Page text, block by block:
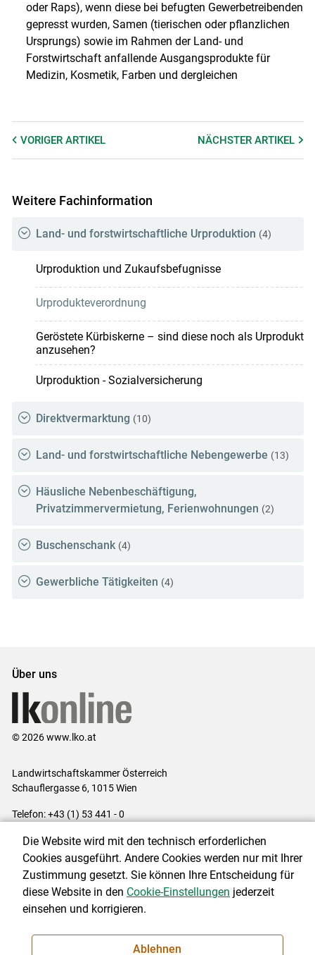
oder Raps), wenn diese bei befugten Gewerbetreibenden
gepresst wurden, Samen (tierischen oder pflanzlichen
Ursprungs) sowie im Rahmen der Land- und
Forstwirtschaft anfallende Ausgangsprodukte für
Medizin, Kosmetik, Farben und dergleichen
VORIGER ARTIKEL NÄCHSTERARTIKEL
Weitere Fachinformation
Land- und forstwirtschaftliche Urproduktion (4)
Urproduktion und Zukaufsbefugnisse
Urprodukteverordnung
Geröstete Kürbiskerne – sind diese noch als Urprodukt
anzusehen?
Urproduktion - Sozialversicherung
Direktvermarktung (10)
Land- und forstwirtschaftliche Nebengewerbe (13)
Häusliche Nebenbeschäftigung,
Privatzimmervermietung, Ferienwohnungen (2)
Buschenschank (4)
Gewerbliche Tätigkeiten (4)
Über uns
© 2026 www.lko.at
Landwirtschaftskammer Österreich
Schauflergasse 6, 1015 Wien
Telefon:+43 (1) 53 441 - 0
Impressum|Kontakt|Login für Berater|Datenschutzerklärung|
Barrierefreiheit | Cookie-Einstellungen
NEWSLETTER
Die Website wird mit den technisch erforderlichen
Cookies ausgeführt. Andere Cookies werden nur mit Ihrer
Zustimmung gesetzt. Sie können Ihre Entscheidung für
diese Website in den Cookie-Einstellungen jederzeit
einsehen und korrigieren.
Ablehnen